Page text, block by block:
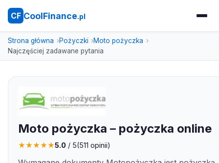
CF CoolFinance.pl
Strona główna Pożyczki
Moto pożyczka
Najczęściej zadawane pytania
Moto pożyczka – pożyczka online
★★★★★5.0 / 5(511 opinii)